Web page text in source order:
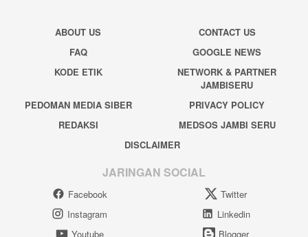
ABOUT US
CONTACT US
FAQ
GOOGLE NEWS
KODE ETIK
NETWORK & PARTNER
JAMBISERU
PEDOMAN MEDIA SIBER
PRIVACY POLICY
REDAKSI
MEDSOS JAMBI SERU
DISCLAIMER
JARINGAN SOCIAL
Facebook
Twitter
Instagram
Linkedin
Youtube
Blogger